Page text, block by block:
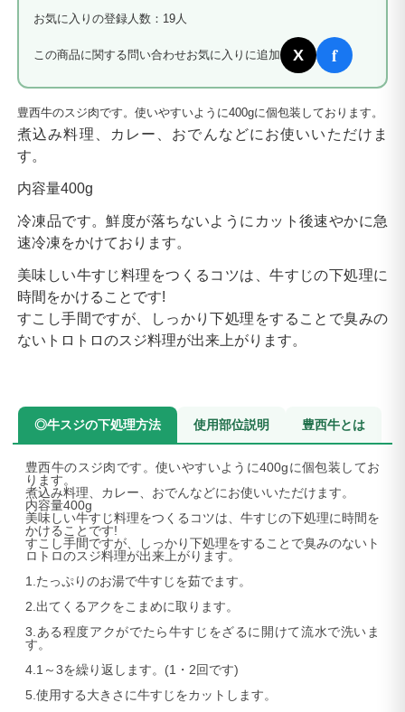
お気に入りの登録人数：19人
この商品に関する問い合わせお気に入りに追加 X f
豊西牛のスジ肉です。使いやすいように400gに個包装しております。
煮込み料理、カレー、おでんなどにお使いいただけま
す。
内容量400g
冷凍品です。鮮度が落ちないようにカット後速やかに急
速冷凍をかけております。
美味しい牛すじ料理をつくるコツは、牛すじの下処理に
時間をかけることです!
すこし手間ですが、しっかり下処理をすることで臭みの
ないトロトロのスジ料理が出来上がります。
◎牛スジの下処理方法 使用部位説明 豊西牛とは
豊西牛のスジ肉です。使いやすいように400gに個包装してお
ります。
煮込み料理、カレー、おでんなどにお使いいただけます。
内容量400g
美味しい牛すじ料理をつくるコツは、牛すじの下処理に時間を
かけることです!
すこし手間ですが、しっかり下処理をすることで臭みのないト
ロトロのスジ料理が出来上がります。
1.たっぷりのお湯で牛すじを茹でます。
2.出てくるアクをこまめに取ります。
3.ある程度アクがでたら牛すじをざるに開けて流水で洗いま
す。
4.1～3を繰り返します。(1・2回です)
5.使用する大きさに牛すじをカットします。